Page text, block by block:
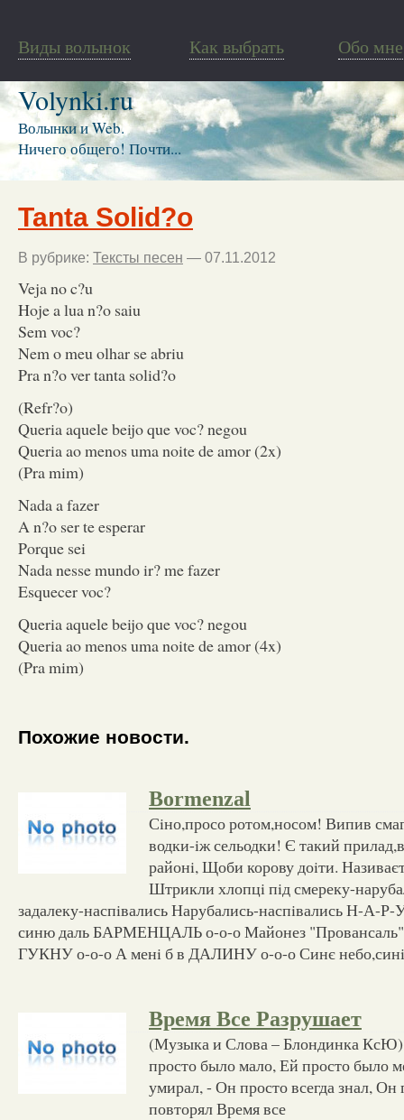
Виды волынок Как выбрать Обо мне
Volynki.ru
Волынки и Web.
Ничего общего! Почти...
Tanta Solid?o
В рубрике: Тексты песен — 07.11.2012
Veja no c?u
Hoje a lua n?o saiu
Sem voc?
Nem o meu olhar se abriu
Pra n?o ver tanta solid?o
(Refr?o)
Queria aquele beijo que voc? negou
Queria ao menos uma noite de amor (2x)
(Pra mim)
Nada a fazer
A n?o ser te esperar
Porque sei
Nada nesse mundo ir? me fazer
Esquecer voc?
Queria aquele beijo que voc? negou
Queria ao menos uma noite de amor (4x)
(Pra mim)
Похожие новости.
Bormenzal
Сiно,просо ротом,носом! Випив
водки-iж сельодки! Є такий
районi, Щоби корову доiти.
Штрикли хлопцi пiд смереку-
задалеку-наспiвались Нарубались-наспiвались Н-
синю даль БАРМЕНЦАЛЬ о-о-о Майонез "Провансаль"
ГУКНУ о-о-о А менi б в ДАЛИНУ о-о-о Синє небо,синi
Время Все Разрушает
(Музыка и Слова – Блондинка
просто было мало, Ей просто было
умирал, - Он просто всегда знал, Он
повторял Время все